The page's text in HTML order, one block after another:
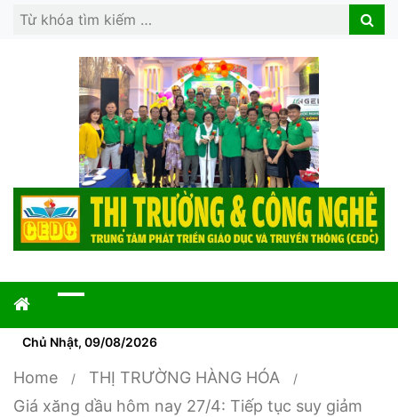
Search
Search
Chủ Nhật, 09/08/2026
Home
THỊ TRƯỜNG HÀNG HÓA
Giá xăng dầu hôm nay 27/4: Tiếp tục suy giảm